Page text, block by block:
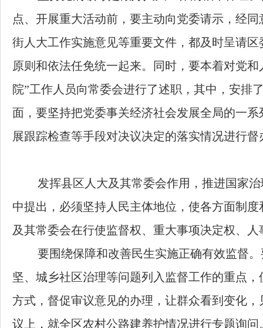
点、开展重大活动前，要主动向党委请示，经
街人大工作实施意见等重要文件，都及时呈请
原则和依法任免统一起来。同时，要本着对党
院”工作人员向常委会进行了述职，其中，安排
面，要坚持把党委事关经济社会发展全局的一
展跟踪检查等手段对决议决定的落实情况进行
发挥县区人大及其常委会作用，推进国家
中提出，必须坚持人民主体地位，使各方面制
及其常委会在行使监督权、重大事项决定权、
要围绕保障和改善民生实施正确有效监督
坚、城乡社区治理等问题列入监督工作的重点
方式，督促审议意见的办理，让群众看到变化
议上，就全区农村公路建养护情况进行专题询问